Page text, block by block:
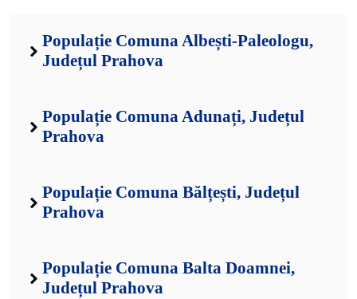
Populație Comuna Albești-Paleologu,
Județul Prahova
Populație Comuna Adunați, Județul
Prahova
Populație Comuna Bălțești, Județul
Prahova
Populație Comuna Balta Doamnei,
Județul Prahova